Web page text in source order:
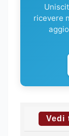
ricevere